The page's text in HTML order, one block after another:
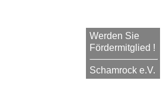
Werden Sie
Fördermitglied !
Schamrock e.V.